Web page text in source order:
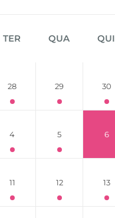
TER QUA QUI
28 29 30
4 5 6
11 12 13